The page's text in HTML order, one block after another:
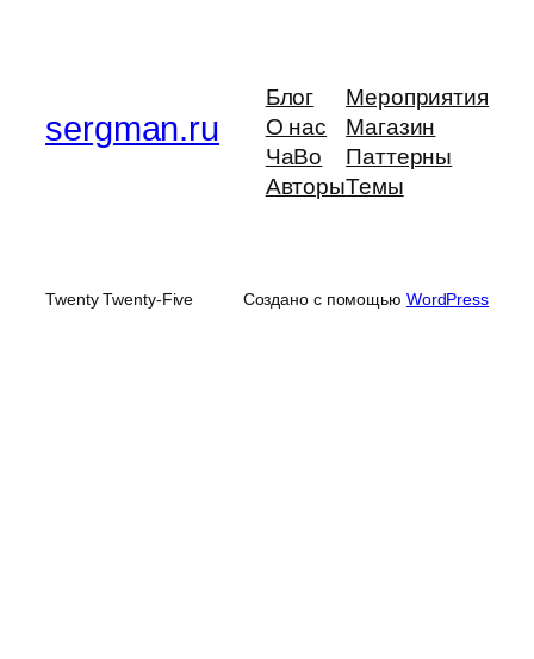
sergman.ru
Блог
О нас
ЧаВо
Авторы
Мероприятия
Магазин
Паттерны
Темы
Twenty Twenty-Five Создано с помощью WordPress